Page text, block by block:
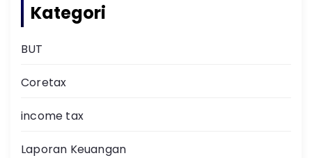
Kategori
BUT
Coretax
income tax
Laporan Keuangan